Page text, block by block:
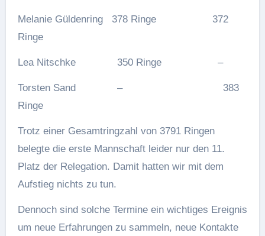
Melanie Güldenring 378 Ringe 372
Ringe
Lea Nitschke 350 Ringe –
Torsten Sand – 383
Ringe
Trotz einer Gesamtringzahl von 3791 Ringen
belegte die erste Mannschaft leider nur den 11.
Platz der Relegation. Damit hatten wir mit dem
Aufstieg nichts zu tun.
Dennoch sind solche Termine ein wichtiges Ereignis
um neue Erfahrungen zu sammeln, neue Kontakte